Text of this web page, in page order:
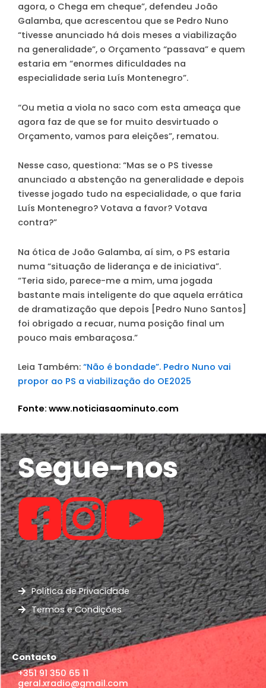
agora, o Chega em cheque”, defendeu João
Galamba, que acrescentou que se Pedro Nuno
“tivesse anunciado há dois meses a viabilização
na generalidade”, o Orçamento “passava” e quem
estaria em “enormes dificuldades na
especialidade seria Luís Montenegro”.
“Ou metia a viola no saco com esta ameaça que
agora faz de que se for muito desvirtuado o
Orçamento, vamos para eleições”, rematou.
Nesse caso, questiona: “Mas se o PS tivesse
anunciado a abstenção na generalidade e depois
tivesse jogado tudo na especialidade, o que faria
Luís Montenegro? Votava a favor? Votava
contra?”
Na ótica de João Galamba, aí sim, o PS estaria
numa “situação de liderança e de iniciativa”.
“Teria sido, parece-me a mim, uma jogada
bastante mais inteligente do que aquela errática
de dramatização que depois [Pedro Nuno Santos]
foi obrigado a recuar, numa posição final um
pouco mais embaraçosa.”
Leia Também: “Não é bondade”. Pedro Nuno vai
propor ao PS a viabilização do OE2025
Fonte: www.noticiasaominuto.com
Segue-nos
Política de Privacidade
Termos e Condições
Contacto
+351 91 350 65 11
geral.xradio@gmail.com